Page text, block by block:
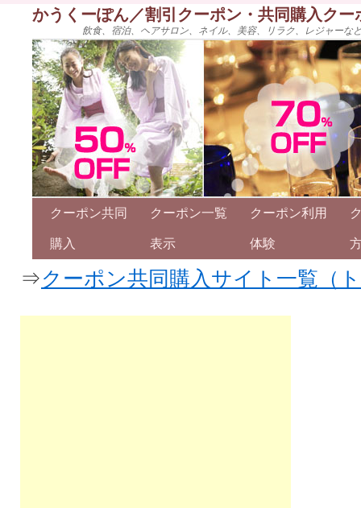
かうくーぽん／割引クーポン・共同購入ク
飲食、宿泊、ヘアサロン、ネイル、美容、リラク、レジャー
クーポン共同
購入
クーポン一覧
表示
クーポン利用
体験
⇒クーポン共同購入サイト一覧（